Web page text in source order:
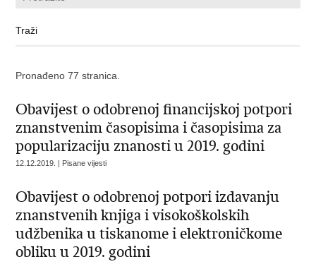
Pronađeno 77 stranica.
Obavijest o odobrenoj financijskoj potpori
znanstvenim časopisima i časopisima za
popularizaciju znanosti u 2019. godini
12.12.2019. | Pisane vijesti
Obavijest o odobrenoj potpori izdavanju
znanstvenih knjiga i visokoškolskih
udžbenika u tiskanome i elektroničkome
obliku u 2019. godini